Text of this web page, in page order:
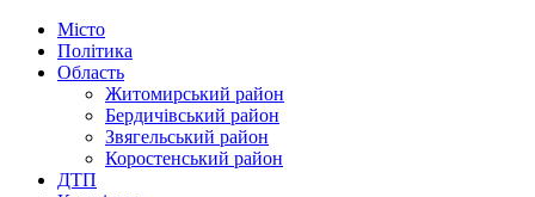
Місто
Політика
Область
Житомирський район
Бердичівський район
Звягельський район
Коростенський район
ДТП